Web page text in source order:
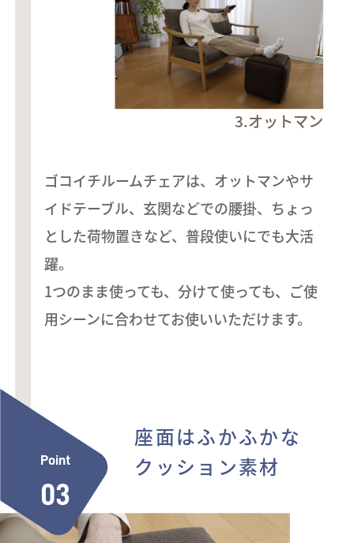
3.オットマン
ゴコイチルームチェアは、オットマンやサ
イドテーブル、玄関などでの腰掛、ちょっ
とした荷物置きなど、普段使いにでも大活
躍。
1つのまま使っても、分けて使っても、ご使
用シーンに合わせてお使いいただけます。
座面はふかふかな
クッション素材
Point
03